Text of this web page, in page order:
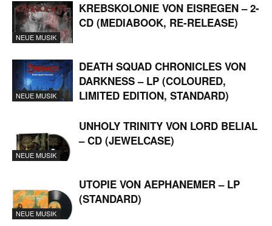
NEUE MUSIK
KREBSKOLONIE VON EISREGEN – 2-
CD (MEDIABOOK, RE-RELEASE)
NEUE MUSIK
DEATH SQUAD CHRONICLES VON
DARKNESS – LP (COLOURED,
LIMITED EDITION, STANDARD)
NEUE MUSIK
UNHOLY TRINITY VON LORD BELIAL
– CD (JEWELCASE)
NEUE MUSIK
UTOPIE VON AEPHANEMER – LP
(STANDARD)